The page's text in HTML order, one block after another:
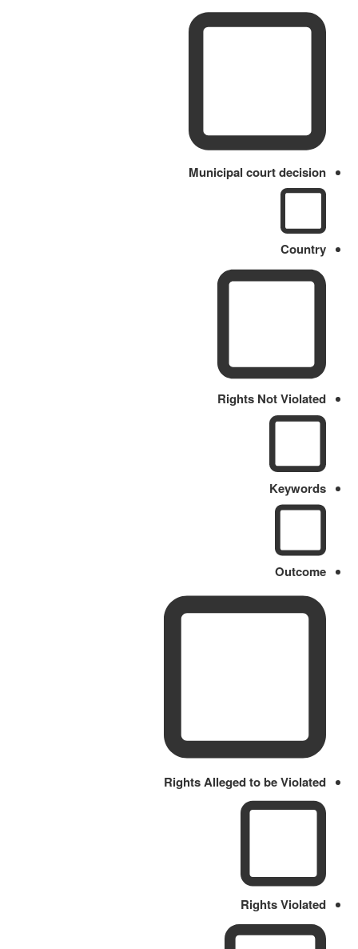
Municipal court decision
Country
Rights Not Violated
Keywords
Outcome
Rights Alleged to be Violated
Rights Violated